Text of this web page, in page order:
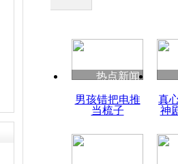
四川兴文
度苗族花
清明祭英
热点新闻
男孩错把电推
当梳子
真
神